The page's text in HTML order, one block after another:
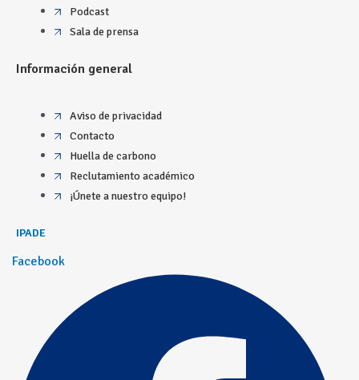
Podcast
Sala de prensa
Información general
Aviso de privacidad
Contacto
Huella de carbono
Reclutamiento académico
¡Únete a nuestro equipo!
IPADE
Facebook